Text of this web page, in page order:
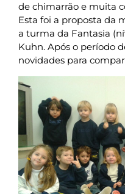
de chimarrão e muita
Esta foi a proposta da
a turma da Fantasia
Kuhn. Após o período
novidades para